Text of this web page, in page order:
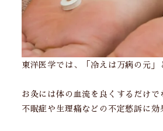
東洋医学では、「冷えは万病の元
お灸には体の血流を良くするだけで
不眠症や生理痛などの不定愁訴に効